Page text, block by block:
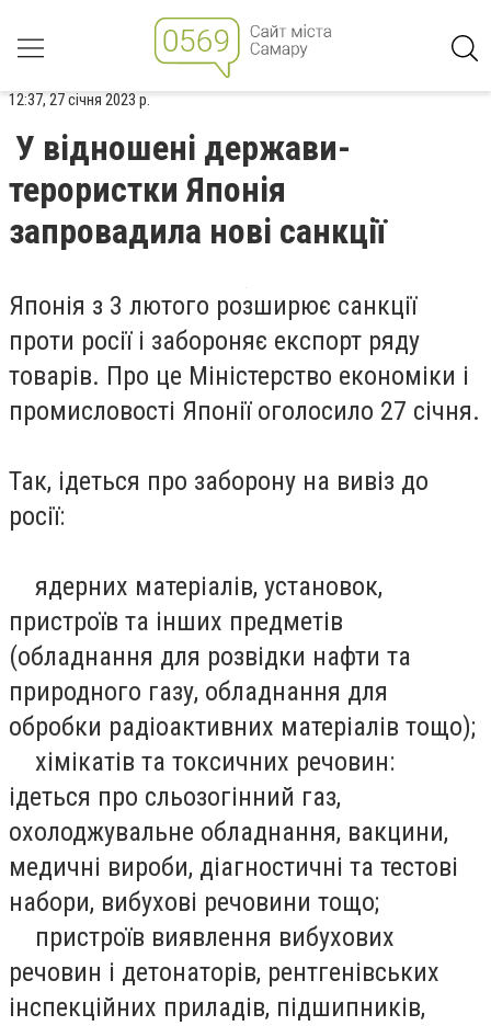
12:37, 27 січня 2023 р.
У відношені держави-
терористки Японія
запровадила нові санкції
Японія з 3 лютого розширює санкції
проти росії і забороняє експорт ряду
товарів. Про це Міністерство економіки і
промисловості Японії оголосило 27 січня.
Так, ідеться про заборону на вивіз до
росії:
ядерних матеріалів, установок,
пристроїв та інших предметів
(обладнання для розвідки нафти та
природного газу, обладнання для
обробки радіоактивних матеріалів тощо);
хімікатів та токсичних речовин:
ідеться про сльозогінний газ,
охолоджувальне обладнання, вакцини,
медичні вироби, діагностичні та тестові
набори, вибухові речовини тощо;
пристроїв виявлення вибухових
речовин і детонаторів, рентгенівських
інспекційних приладів, підшипників,